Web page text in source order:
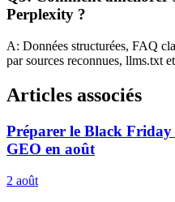
Perplexity ?
A: Données structurées, FAQ
par sources reconnues, llms.txt
Articles associés
Préparer le Black
GEO en août
2 août